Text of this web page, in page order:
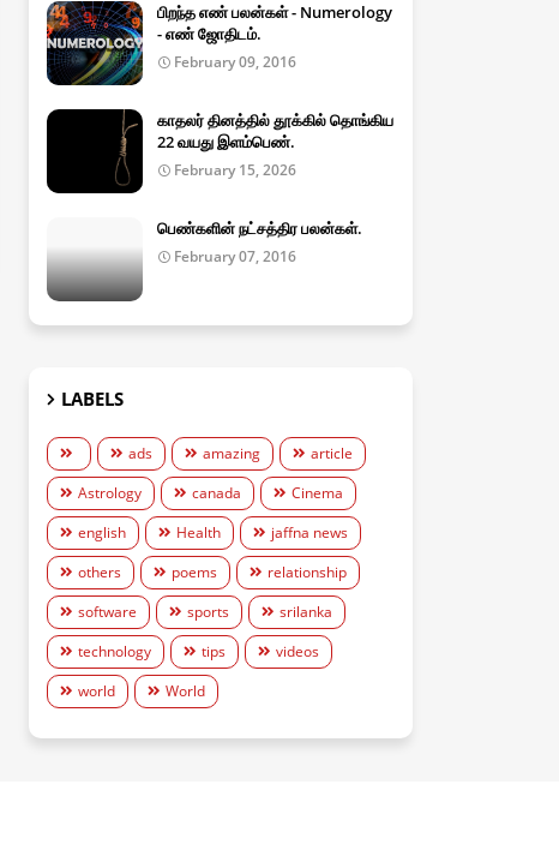
பிறந்த எண் பலன்கள் - Numerology
- எண் ஜோதிடம்.
February 09, 2016
காதலர் தினத்தில் தூக்கில் தொங்கிய
22 வயது இளம்பெண்.
February 15, 2026
பெண்களின் நட்சத்திர பலன்கள்.
February 07, 2016
LABELS
ads amazing
article
Astrology
canada
Cinema
english
Health
jaffna news
others
poems
relationship
software
sports
srilanka
technology
tips
videos
world
World